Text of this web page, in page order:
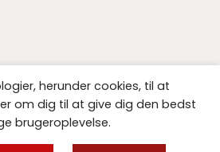
herunder cookies, til at
om dig til at give dig den bedst
brugeroplevelse.